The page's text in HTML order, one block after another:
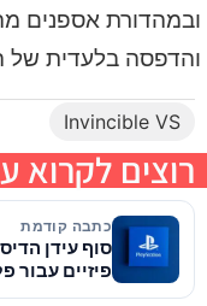
ובמהדורת אספנים
והדפסה בלעדית של
Invincible VS
רוצים לקרוא
כתבה קודמת
סוף עידן
פיזיים עבור